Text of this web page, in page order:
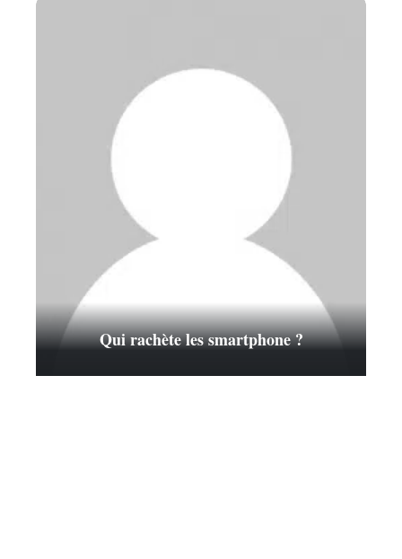
Qui rachète les smartphone ?